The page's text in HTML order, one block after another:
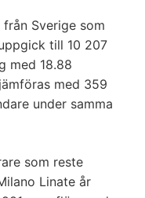
Sverige som
till 10 207
med 18.88
med 359
under samma
som reste
Linate år